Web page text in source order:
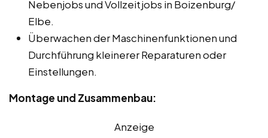
Nebenjobs und Vollzeitjobs in Boizenburg/
Elbe.
Überwachen der Maschinenfunktionen und
Durchführung kleinerer Reparaturen oder
Einstellungen.
Montage und Zusammenbau:
Anzeige